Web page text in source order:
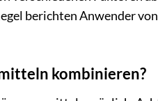
berichten Anwender
kombinieren?